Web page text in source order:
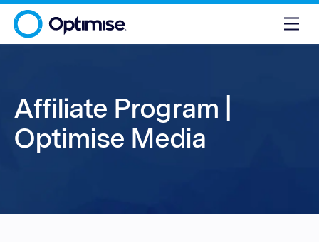
Affiliate Program |
Optimise Media